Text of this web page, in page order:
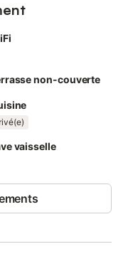
privé pour des
extérieur partagé
propriété.
autorisé.
non-couverte
vaisselle